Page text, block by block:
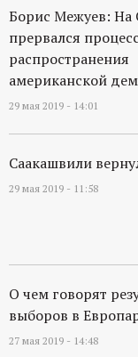
Борис Межуев: На
прервался
распространения
американской
29 мая 2019 - 14:01
Саакашвили
29 мая 2019 - 11:58
О чем говорят
выборов в
27 мая 2019 - 14:48